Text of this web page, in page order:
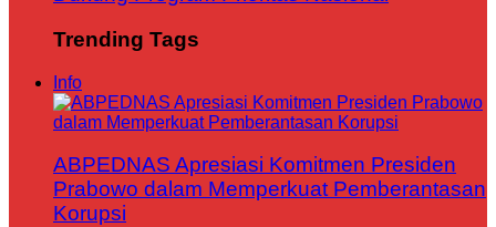
Trending Tags
Info
ABPEDNAS Apresiasi Komitmen Presiden
Prabowo dalam Memperkuat Pemberantasan
Korupsi